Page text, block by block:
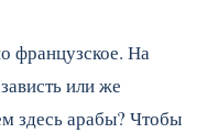
французское. На
или же
здесь арабы? Чтобы